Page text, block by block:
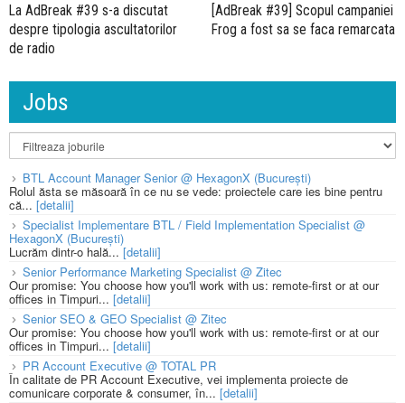
La AdBreak #39 s-a discutat
despre tipologia ascultatorilor
de radio
[AdBreak #39] Scopul campaniei
Frog a fost sa se faca remarcata
Jobs
BTL Account Manager Senior @ HexagonX (București)
Rolul ăsta se măsoară în ce nu se vede: proiectele care ies bine pentru
că... [detalii]
Specialist Implementare BTL / Field Implementation Specialist @
HexagonX (București)
Lucrăm dintr-o hală...[detalii]
Senior Performance Marketing Specialist @ Zitec
Our promise: You choose how you'll work with us: remote-first or at our
offices in Timpuri... [detalii]
Senior SEO & GEO Specialist @ Zitec
Our promise: You choose how you'll work with us: remote-first or at our
offices in Timpuri... [detalii]
PR Account Executive @ TOTAL PR
În calitate de PR Account Executive, vei implementa proiecte de
comunicare corporate & consumer, în... [detalii]